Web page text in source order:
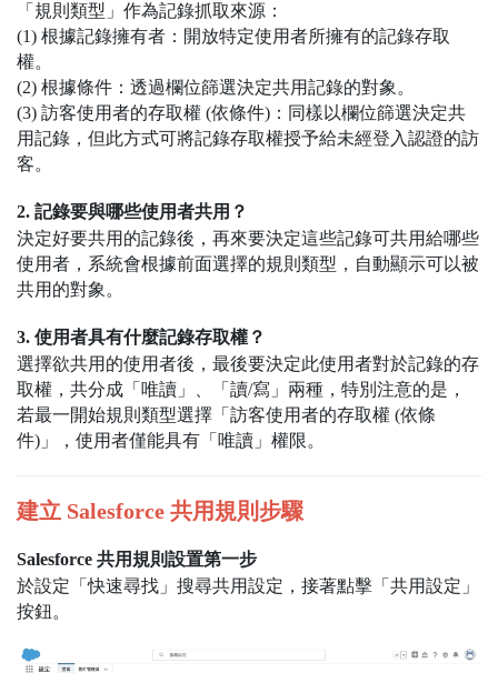
「規則類型」作為記錄抓取來源：
(1) 根據記錄擁有者：開放特定使用者所擁有的記錄存取
權。
(2) 根據條件：透過欄位篩選決定共用記錄的對象。
(3) 訪客使用者的存取權 (依條件)：同樣以欄位篩選決定共
用記錄，但此方式可將記錄存取權授予給未經登入認證的訪
客。
2. 記錄要與哪些使用者共用？
決定好要共用的記錄後，再來要決定這些記錄可共用給哪些
使用者，系統會根據前面選擇的規則類型，自動顯示可以被
共用的對象。
3. 使用者具有什麼記錄存取權？
選擇欲共用的使用者後，最後要決定此使用者對於記錄的存
取權，共分成「唯讀」、「讀/寫」兩種，特別注意的是，
若最一開始規則類型選擇「訪客使用者的存取權 (依條
件)」，使用者僅能具有「唯讀」權限。
‍建立 Salesforce 共用規則步驟
Salesforce 共用規則設置第一步
於設定「快速尋找」搜尋共用設定，接著點擊「共用設定」
按鈕。